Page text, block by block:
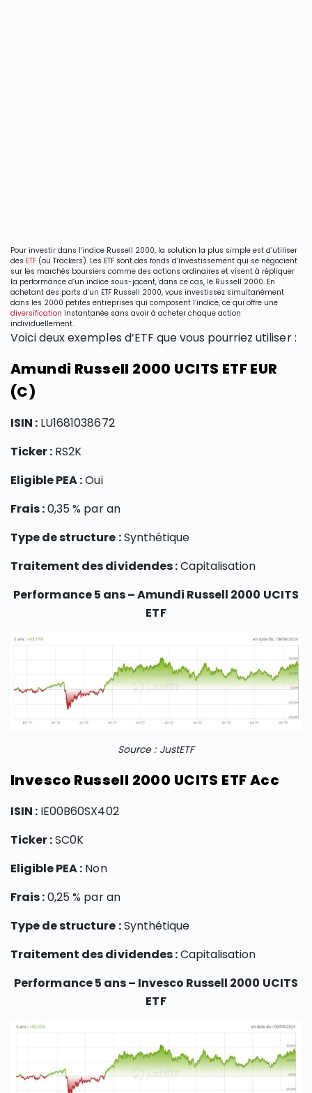
Pour investir dans l’indice Russell 2000, la solution la plus simple est d’utiliser
des ETF (ou Trackers). Les ETF sont des fonds d’investissement qui se négocient
sur les marchés boursiers comme des actions ordinaires et visent à répliquer
la performance d’un indice sous-jacent, dans ce cas, le Russell 2000. En
achetant des parts d’un ETF Russell 2000, vous investissez simultanément
dans les 2000 petites entreprises qui composent l’indice, ce qui offre une
diversification instantanée sans avoir à acheter chaque action
individuellement.
Voici deux exemples d’ETF que vous pourriez utiliser :
Amundi Russell 2000 UCITS ETF EUR
(C)
ISIN : LU1681038672
Ticker : RS2K
Eligible PEA :Oui
Frais :0,35 % par an
Type de structure :Synthétique
Traitement des dividendes :Capitalisation
Performance 5 ans – Amundi Russell 2000 UCITS
ETF
Source : JustETF
Invesco Russell 2000 UCITS ETF Acc
ISIN : IE00B60SX402
Ticker :SC0K
Eligible PEA : Non
Frais :0,25 % par an
Type de structure :Synthétique
Traitement des dividendes :Capitalisation
Performance 5 ans – Invesco Russell 2000 UCITS
ETF